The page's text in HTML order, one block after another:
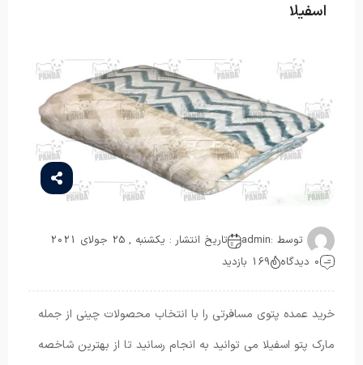
اسفیلا
توسط :admin
تاریخ انتشار : یکشنبه , 25 جولای 2021
0 دیدگاه
169 بازدید
خرید عمده پتوی مسافرتی را با انتخاب محصولات چینی از جمله
مارک پتو اسفیلا می توانید به انجام رسانید تا از بهترین شاخصه